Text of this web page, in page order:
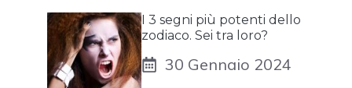
I 3 segni più potenti dello
zodiaco. Sei tra loro?
30 Gennaio 2024